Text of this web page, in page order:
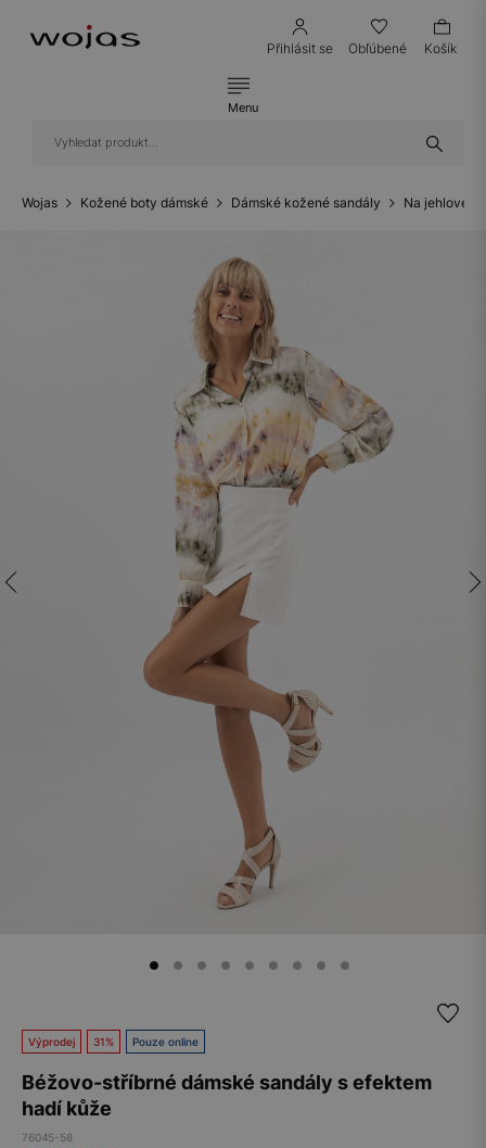
Přihlásit se Obľúbené Košík
Menu
Wojas Kožené boty dámské Dámské kožené sandály Na jehlovém
Výprodej 31% Pouze online
Béžovo-stříbrné dámské sandály s efektem
hadí kůže
76045-58